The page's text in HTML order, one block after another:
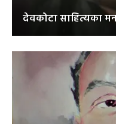
देवकोटा साहित्यका